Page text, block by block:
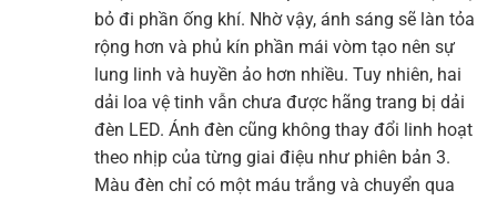
bỏ đi phần ống khí. Nhờ vậy, ánh sáng sẽ làn tỏa
rộng hơn và phủ kín phần mái vòm tạo nên sự
lung linh và huyền ảo hơn nhiều. Tuy nhiên, hai
dải loa vệ tinh vẫn chưa được hãng trang bị dải
đèn LED. Ánh đèn cũng không thay đổi linh hoạt
theo nhịp của từng giai điệu như phiên bản 3.
Màu đèn chỉ có một máu trắng và chuyển qua